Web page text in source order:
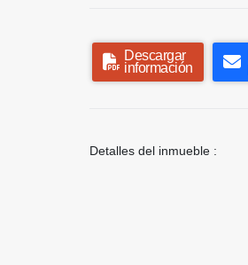
Descargar
información
Detalles del inmueble :